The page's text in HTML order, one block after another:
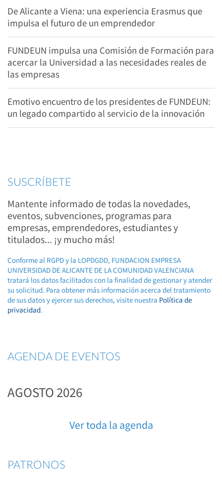
De Alicante a Viena: una experiencia Erasmus que
impulsa el futuro de un emprendedor
FUNDEUN impulsa una Comisión de Formación para
acercar la Universidad a las necesidades reales de
las empresas
Emotivo encuentro de los presidentes de FUNDEUN:
un legado compartido al servicio de la innovación
SUSCRÍBETE
Mantente informado de todas la novedades,
eventos, subvenciones, programas para
empresas, emprendedores, estudiantes y
titulados... ¡y mucho más!
Conforme al RGPD y la LOPDGDD, FUNDACION EMPRESA
UNIVERSIDAD DE ALICANTE DE LA COMUNIDAD VALENCIANA
tratará los datos facilitados con la finalidad de gestionar y atender
su solicitud. Para obtener más información acerca del tratamiento
de sus datos y ejercer sus derechos, visite nuestra Política de
privacidad.
AGENDA DE EVENTOS
AGOSTO 2026
Ver toda la agenda
PATRONOS